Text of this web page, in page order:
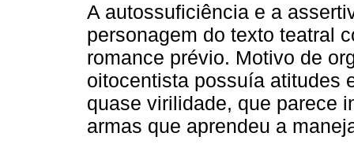
A autossuficiência e a
personagem do texto teatral
romance prévio. Motivo de
oitocentista possuía atitudes
quase virilidade, que parece
armas que aprendeu a